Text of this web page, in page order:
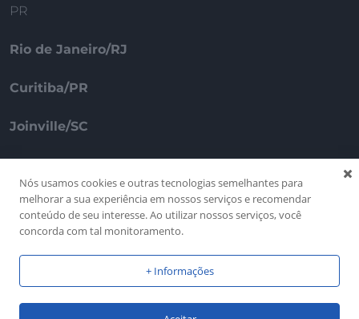
PR
Rio de Janeiro/RJ
Curitiba/PR
Joinville/SC
© 2025 VSH Partners. All Rights Reserved.
Nós usamos cookies e outras tecnologias semelhantes para
melhorar a sua experiência em nossos serviços e recomendar
conteúdo de seu interesse. Ao utilizar nossos serviços, você
concorda com tal monitoramento.
+ Informações